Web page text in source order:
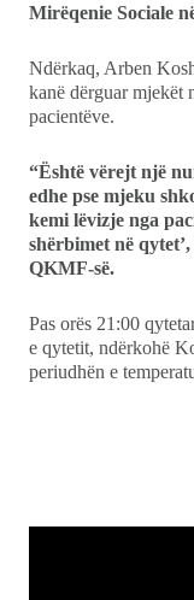
Mirëqenie Sociale
Ndërkaq, Arben
kanë dërguar mjekët
pacientëve.
“Është vërejt një
edhe pse mjeku
kemi lëvizje nga
shërbimet në
QKMF-së.
Pas orës 21:00
e qytetit, ndërkohë
periudhën e